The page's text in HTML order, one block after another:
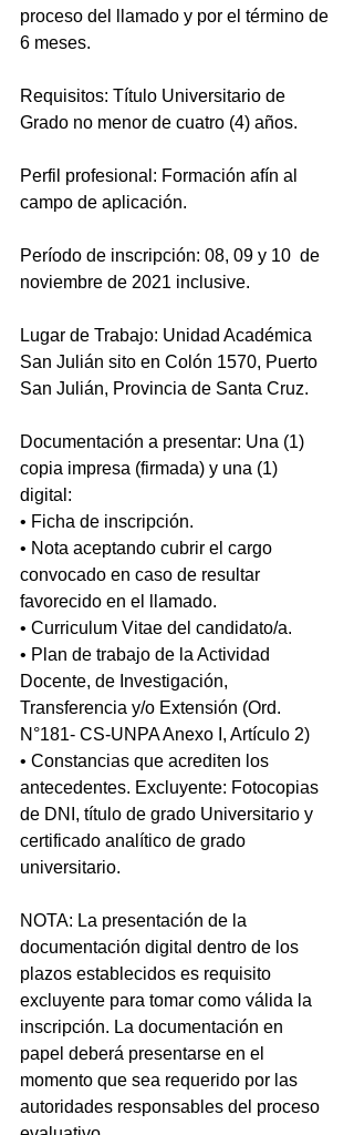
proceso del llamado y por el término de
6 meses.
Requisitos: Título Universitario de
Grado no menor de cuatro (4) años.
Perfil profesional: Formación afín al
campo de aplicación.
Período de inscripción: 08, 09 y 10  de
noviembre de 2021 inclusive.
Lugar de Trabajo: Unidad Académica
San Julián sito en Colón 1570, Puerto
San Julián, Provincia de Santa Cruz.
Documentación a presentar: Una (1)
copia impresa (firmada) y una (1)
digital:
• Ficha de inscripción.
• Nota aceptando cubrir el cargo
convocado en caso de resultar
favorecido en el llamado.
• Curriculum Vitae del candidato/a.
• Plan de trabajo de la Actividad
Docente, de Investigación,
Transferencia y/o Extensión (Ord.
N°181- CS-UNPA Anexo I, Artículo 2)
• Constancias que acrediten los
antecedentes. Excluyente: Fotocopias
de DNI, título de grado Universitario y
certificado analítico de grado
universitario.
NOTA: La presentación de la
documentación digital dentro de los
plazos establecidos es requisito
excluyente para tomar como válida la
inscripción. La documentación en
papel deberá presentarse en el
momento que sea requerido por las
autoridades responsables del proceso